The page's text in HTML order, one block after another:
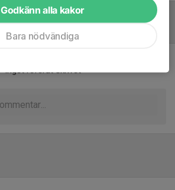
Inget referat skrivet
Godkänn alla kakor
Bara nödvändiga